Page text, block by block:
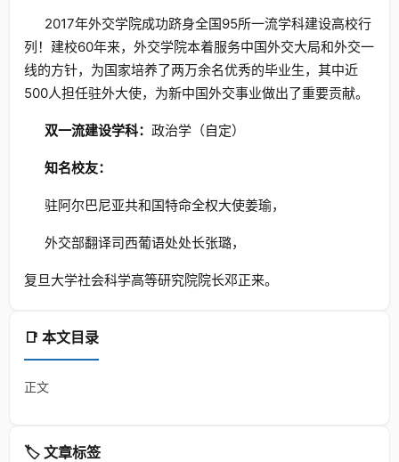
📑 本文目录
正文
🏷️ 文章标签
2017年外交学院成功跻身全国95所一流学科建设高校行
列！建校60年来，外交学院本着服务中国外交大局和外交一
线的方针，为国家培养了两万余名优秀的毕业生，其中近
500人担任驻外大使，为新中国外交事业做出了重要贡献。
双一流建设学科： 政治学（自定）
知名校友：
驻阿尔巴尼亚共和国特命全权大使姜瑜，
外交部翻译司西葡语处处长张璐，
复旦大学社会科学高等研究院院长邓正来。